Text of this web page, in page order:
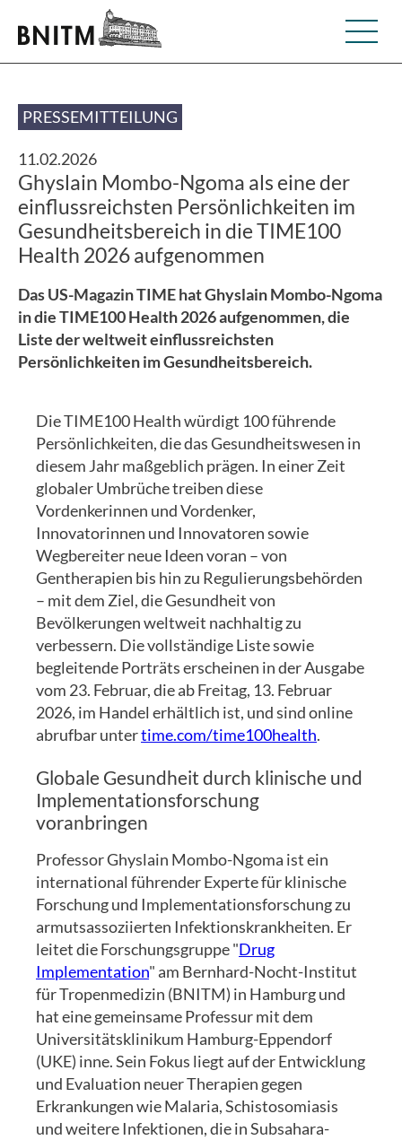
PRESSEMITTEILUNG
11.02.2026
Ghyslain Mombo-Ngoma als eine der
einflussreichsten Persönlichkeiten im
Gesundheitsbereich in die TIME100
Health 2026 aufgenommen
Das US-Magazin TIME hat Ghyslain Mombo-Ngoma
in die TIME100 Health 2026 aufgenommen, die
Liste der weltweit einflussreichsten
Persönlichkeiten im Gesundheitsbereich.
Die TIME100 Health würdigt 100 führende
Persönlichkeiten, die das Gesundheitswesen in
diesem Jahr maßgeblich prägen. In einer Zeit
globaler Umbrüche treiben diese
Vordenkerinnen und Vordenker,
Innovatorinnen und Innovatoren sowie
Wegbereiter neue Ideen voran – von
Gentherapien bis hin zu Regulierungsbehörden
– mit dem Ziel, die Gesundheit von
Bevölkerungen weltweit nachhaltig zu
verbessern. Die vollständige Liste sowie
begleitende Porträts erscheinen in der Ausgabe
vom 23. Februar, die ab Freitag, 13. Februar
2026, im Handel erhältlich ist, und sind online
abrufbar untertime.com/time100health.
Globale Gesundheit durch klinische und
Implementationsforschung
voranbringen
Professor Ghyslain Mombo-Ngoma ist ein
international führender Experte für klinische
Forschung und Implementationsforschung zu
armutsassoziierten Infektionskrankheiten. Er
leitet die Forschungsgruppe "Drug
Implementation" am Bernhard-Nocht-Institut
für Tropenmedizin (BNITM) in Hamburg und
hat eine gemeinsame Professur mit dem
Universitätsklinikum Hamburg-Eppendorf
(UKE) inne. Sein Fokus liegt auf der Entwicklung
und Evaluation neuer Therapien gegen
Erkrankungen wie Malaria, Schistosomiasis
und weitere Infektionen, die in Subsahara-